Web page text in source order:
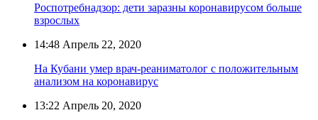
Роспотребнадзор: дети заразны коронавирусом больше
взрослых
14:48 Апрель 22, 2020
На Кубани умер врач-реаниматолог с положительным
анализом на коронавирус
13:22 Апрель 20, 2020